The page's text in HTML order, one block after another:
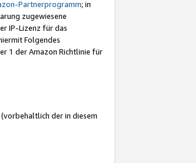
Partnerprogramm; in
zugewiesene
IP-Lizenz für das
Folgendes
1 der Amazon Richtlinie für
der in diesem